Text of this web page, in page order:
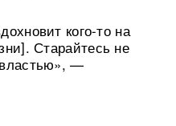
кого-то на
Старайтесь не
—